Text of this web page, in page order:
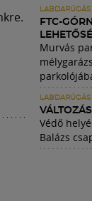
LABDARÚGÁS
FTC-
Murvás
LABDARÚGÁS
Védő
Balázs